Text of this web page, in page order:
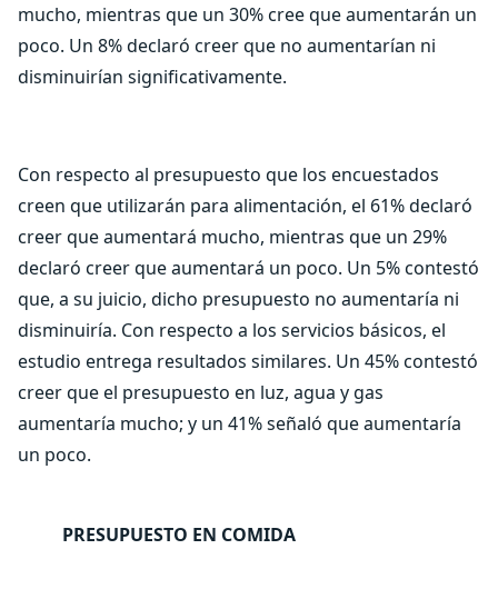
mucho, mientras que un 30% cree que aumentarán un
poco. Un 8% declaró creer que no aumentarían ni
disminuirían significativamente.
Con respecto al presupuesto que los encuestados
creen que utilizarán para alimentación, el 61% declaró
creer que aumentará mucho, mientras que un 29%
declaró creer que aumentará un poco. Un 5% contestó
que, a su juicio, dicho presupuesto no aumentaría ni
disminuiría. Con respecto a los servicios básicos, el
estudio entrega resultados similares. Un 45% contestó
creer que el presupuesto en luz, agua y gas
aumentaría mucho; y un 41% señaló que aumentaría
un poco.
PRESUPUESTO EN COMIDA